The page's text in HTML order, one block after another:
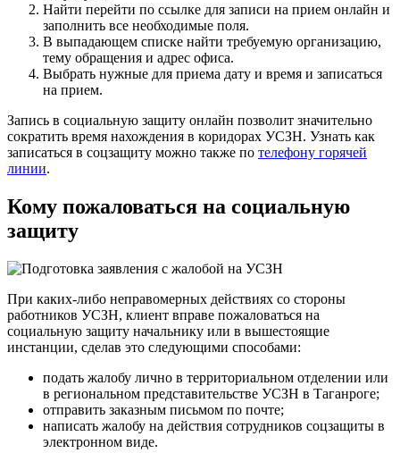
Найти перейти по ссылке для записи на прием онлайн и
заполнить все необходимые поля.
В выпадающем списке найти требуемую организацию,
тему обращения и адрес офиса.
Выбрать нужные для приема дату и время и записаться
на прием.
Запись в социальную защиту онлайн позволит значительно
сократить время нахождения в коридорах УСЗН. Узнать как
записаться в соцзащиту можно также по телефону горячей
линии.
Кому пожаловаться на социальную
защиту
При каких-либо неправомерных действиях со стороны
работников УСЗН, клиент вправе пожаловаться на
социальную защиту начальнику или в вышестоящие
инстанции, сделав это следующими способами:
подать жалобу лично в территориальном отделении или
в региональном представительстве УСЗН в Таганроге;
отправить заказным письмом по почте;
написать жалобу на действия сотрудников соцзащиты в
электронном виде.